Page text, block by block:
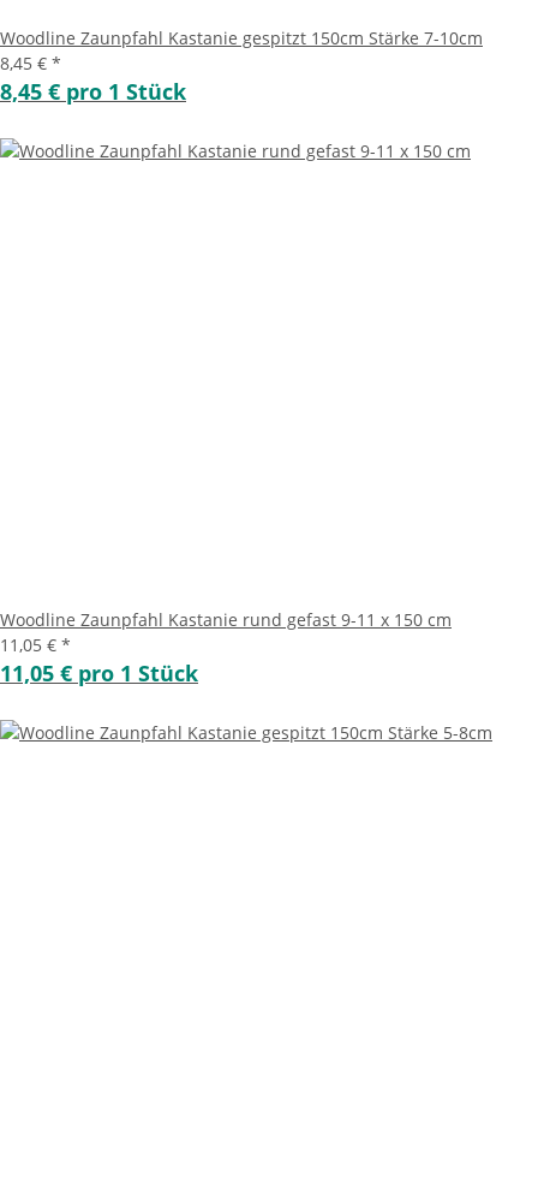
Woodline Zaunpfahl Kastanie gespitzt 150cm Stärke 7-10cm
8,45 € *
8,45 € pro 1 Stück
Woodline Zaunpfahl Kastanie rund gefast 9-11 x 150 cm
11,05 € *
11,05 € pro 1 Stück